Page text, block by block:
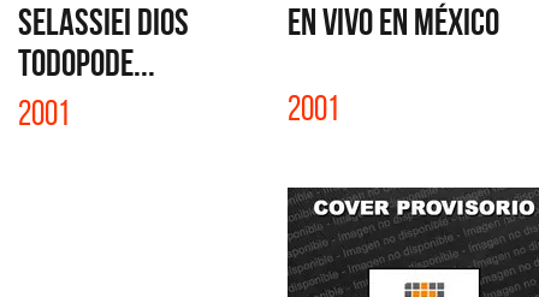
SELASSIEI DIOS
TODOPODE...
2001
EN VIVO EN MÉXICO
2001